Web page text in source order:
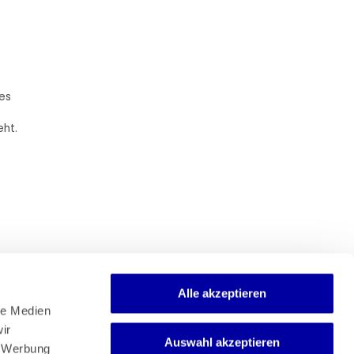
Medien
Alle akzeptieren
Auswahl akzeptieren
Newsletter